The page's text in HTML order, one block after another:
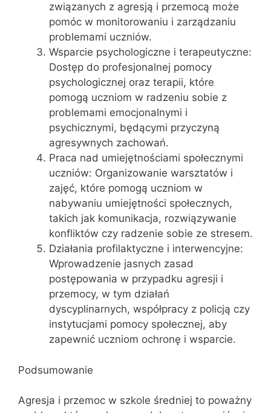
związanych z agresją i przemocą może
pomóc w monitorowaniu i zarządzaniu
problemami uczniów.
Wsparcie psychologiczne i terapeutyczne:
Dostęp do profesjonalnej pomocy
psychologicznej oraz terapii, które
pomogą uczniom w radzeniu sobie z
problemami emocjonalnymi i
psychicznymi, będącymi przyczyną
agresywnych zachowań.
Praca nad umiejętnościami społecznymi
uczniów: Organizowanie warsztatów i
zajęć, które pomogą uczniom w
nabywaniu umiejętności społecznych,
takich jak komunikacja, rozwiązywanie
konfliktów czy radzenie sobie ze stresem.
Działania profilaktyczne i interwencyjne:
Wprowadzenie jasnych zasad
postępowania w przypadku agresji i
przemocy, w tym działań
dyscyplinarnych, współpracy z policją czy
instytucjami pomocy społecznej, aby
zapewnić uczniom ochronę i wsparcie.
Podsumowanie
Agresja i przemoc w szkole średniej to poważny